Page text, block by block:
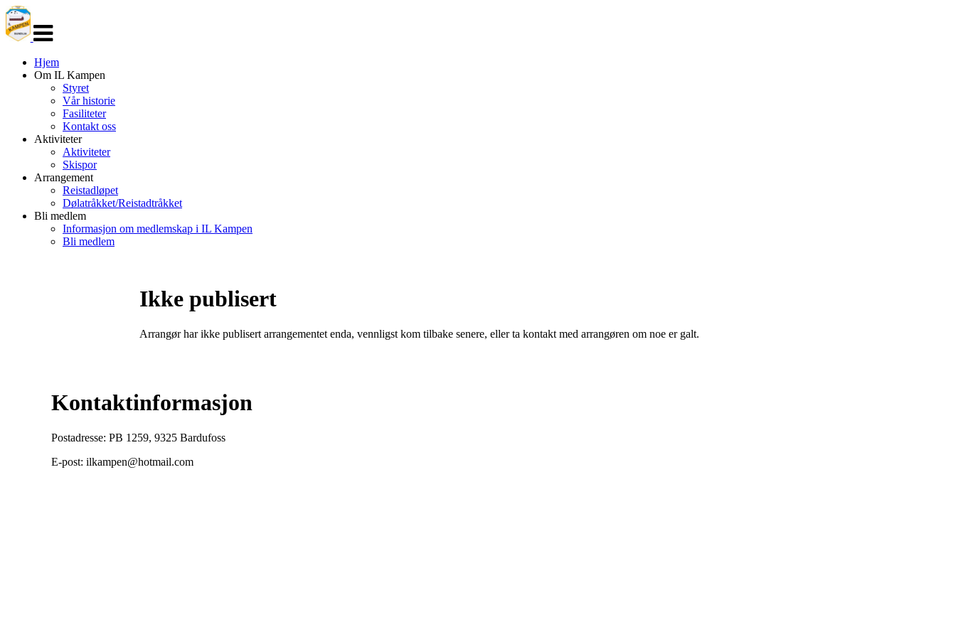
navigasjon
Hjem
Om IL Kampen
Styret
Vår historie
Fasiliteter
Kontakt oss
Aktiviteter
Aktiviteter
Skispor
Arrangement
Reistadløpet
Dølatråkket/Reistadtråkket
Bli medlem
Informasjon om medlemskap i IL Kampen
Bli medlem
Ikke publisert
Arrangør har ikke publisert arrangementet enda, vennligst kom tilbake senere, eller ta kontakt med arrangøren om noe er galt.
Kontaktinformasjon
Postadresse: PB 1259, 9325 Bardufoss
E-post: ilkampen@hotmail.com